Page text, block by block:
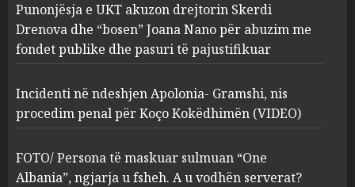
2
Apolonia- Gramshi, nis
procedim penal për Koço
Kokëdhimën (VIDEO)
MARCH 27, 2025
FOTO/ Persona të maskuar
sulmuan “One Albania”,
ngjarja u fsheh. A u vodhën
serverat?
Punonjësja e UKT akuzon drejtorin Skerdi
Drenova dhe “bosen” Joana Nano për abuzim me
fondet publike dhe pasuri të pajustifikuar
Incidenti në ndeshjen Apolonia- Gramshi, nis
procedim penal për Koço Kokëdhimën (VIDEO)
FOTO/ Persona të maskuar sulmuan “One
Albania”, ngjarja u fsheh. A u vodhën serverat?